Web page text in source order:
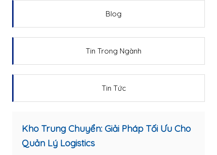
Blog
Tin Trong Ngành
Tin Tức
Kho Trung Chuyển: Giải Pháp Tối Ưu Cho
Quản Lý Logistics